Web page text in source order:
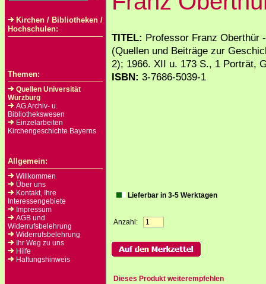
Kirchen / Bibliotheken /
Hochschulen:
Themen:
Quellen Universität
Würzburg
AG Archiv- u.
Bibliothekswesen
Einzelarbeiten
Kirchengeschichte Bayerns
Allgemein:
Willkommen
Über uns
Kontakt, Ihre
Interessengebiete
Impressum
AGB und
Widerrufsbelehrung
Widerrufsbelehrung
Ihr Weg zu uns
Hilfe
Haftungshinweis
TITEL: Professor Franz Oberthür
(Quellen und Beiträge zur
2); 1966. XII u. 173 S., 1 Porträt,
ISBN: 3-7686-5039-1
Lieferbar in 3-5 Werktagen
Anzahl:
Dieses Produkt weiterempfehlen